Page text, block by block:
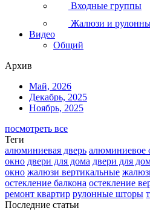
Входные группы
Жалюзи и
Видео
Общий
Архив
Май, 2026
Декабрь, 2025
Ноябрь, 2025
посмотреть все
Теги
алюминиевая дверь алюминиевое
окно двери для дома двери для
окно жалюзи вертикальные
остекление балкона остекление
ремонт квартир рулонные шторы
Последние статьи